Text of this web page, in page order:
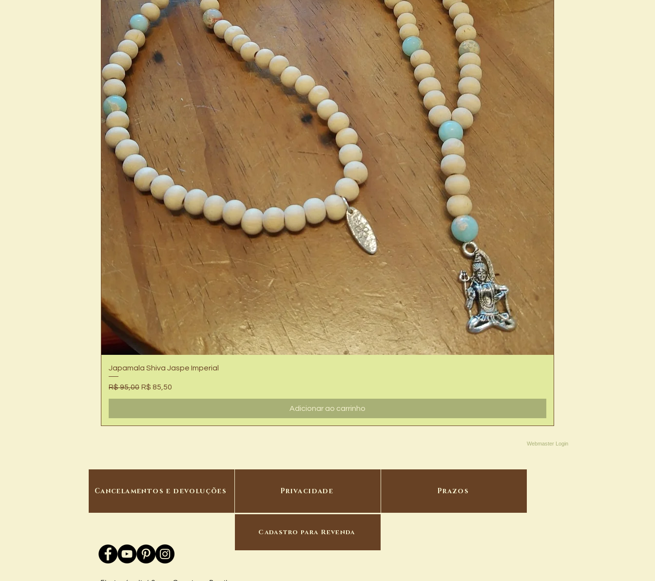
Japamala Shiva Jaspe Imperial
Preço normal
R$ 95,00 Preço promocional
R$ 85,50
Adicionar ao carrinho
Webmaster Login
Cancelamentos e devoluções Privacidade Prazos
Cadastro para Revenda